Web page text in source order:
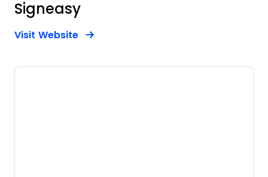
Signeasy
Visit WebsiteOpens New Window